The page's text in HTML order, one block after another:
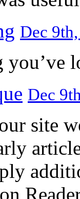
Dec
you’ve
Dec
site